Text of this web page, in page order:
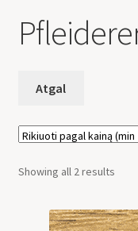
Profilis
Showing all 2 results